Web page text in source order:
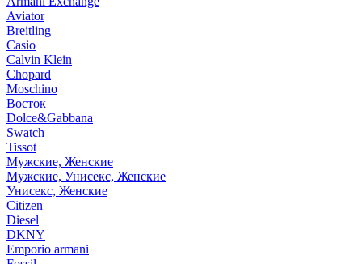
Aviator
Breitling
Casio
Calvin Klein
Chopard
Moschino
Восток
Dolce&Gabbana
Swatch
Tissot
Мужские, Женские
Мужские, Унисекс, Женские
Унисекс, Женские
Citizen
Diesel
DKNY
Emporio armani